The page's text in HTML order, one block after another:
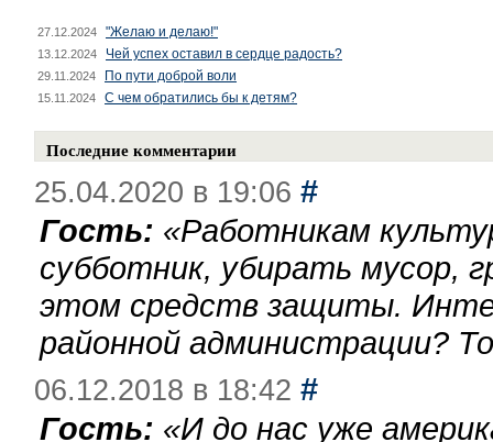
27.12.2024 "Желаю и делаю!"
13.12.2024 Чей успех оставил в сердце радость?
29.11.2024 По пути доброй воли
15.11.2024 С чем обратились бы к детям?
Последние комментарии
25.04.2020 в 19:06 #
Гость: «Работникам
субботник, убирать мусор,
этом средств защиты.
районной администрации?
06.12.2018 в 18:42 #
Гость: «И до нас уже